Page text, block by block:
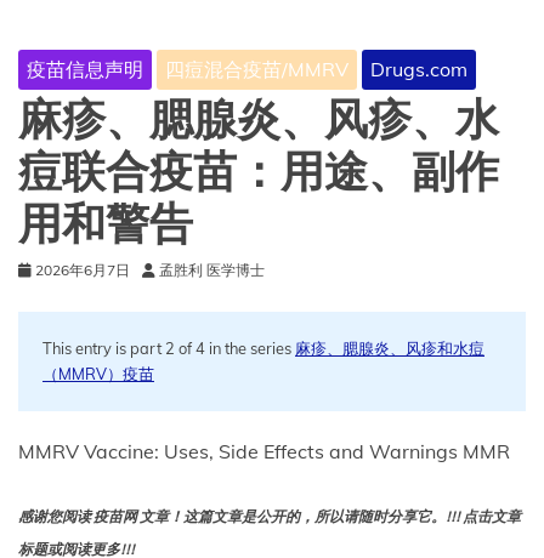
苗
疫苗信息声明 四痘混合疫苗/MMRV Drugs.com
麻疹、腮腺炎、风疹、水
痘联合疫苗：用途、副作
用和警告
2026年6月7日 孟胜利 医学博士
This entry is part 2 of 4 in the series 麻疹、腮腺炎、风疹和水痘
（MMRV）疫苗
MMRV Vaccine​: Uses, Side Effects and Warnings MMR
感谢您阅读 疫苗网 文章！这篇文章是公开的，所以请随时分享它。!!! 点击文章
标题或阅读更多!!!